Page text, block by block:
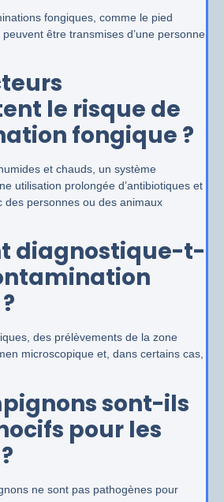
fongiques, comme le pied
être transmises d’une personne
le risque de
fongique ?
et chauds, un système
utilisation prolongée d’antibiotiques et
des personnes ou des animaux
diagnostique-t-
des prélèvements de la zone
microscopique et, dans certains cas,
sont-ils
pour les
ne sont pas pathogènes pour